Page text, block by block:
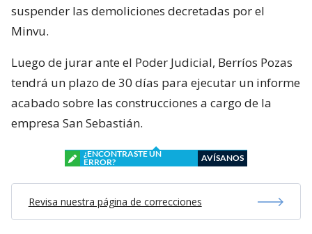
suspender las demoliciones decretadas por el
Minvu.
Luego de jurar ante el Poder Judicial, Berríos Pozas
tendrá un plazo de 30 días para ejecutar un informe
acabado sobre las construcciones a cargo de la
empresa San Sebastián.
¿ENCONTRASTE UN
ERROR?
AVÍSANOS
Revisa nuestra página de correcciones